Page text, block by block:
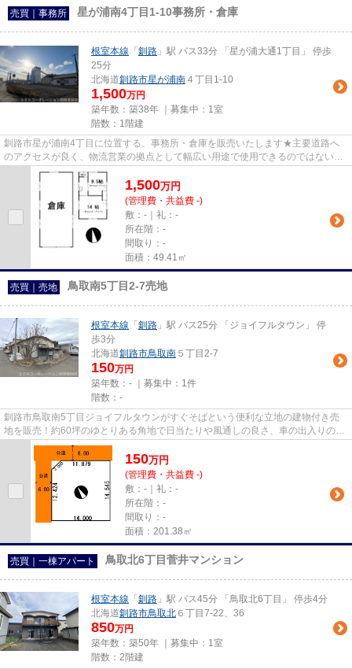
売買｜事務所 星が浦南4丁目1-10事務所・倉庫
根室本線 「 釧路 」駅 バス33分 「星が浦大通1丁目」 停歩
25分
北海道釧路市星が浦南 ４丁目1-10
1,500万円
築年数：築38年 ｜募集中： 1室
階数：1階建
釧路市星が浦南4丁目に位置する、事務所・倉庫を販売いたします★主要道路へ
のアクセスが良く、物流営業の拠点として幅広い用途で使用できるのではないで
しょうか♪ゆとりある倉庫と休憩...
1,500万円
(管理費・共益費 -)
敷：-｜礼：-
所在階：-
間取り：-
面積：49.41㎡
売買｜売地 鳥取南5丁目2-7売地
根室本線 「 釧路 」駅 バス25分 「ジョイフルタウン」 停
歩3分
北海道釧路市鳥取南 ５丁目2-7
150万円
築年数：- ｜募集中： 1件
階数：-
釧路市鳥取南5丁目ジョイフルタウンがすぐそばという便利な立地の建物付き売
地を販売！約60坪のゆとりある角地で日当たりや風通しの良さ、車の出入りのし
やすさなど、角地ならではの魅...
150万円
(管理費・共益費 -)
敷：-｜礼：-
所在階：-
間取り：-
面積：201.38㎡
売買｜一棟アパート 鳥取北6丁目菅井マンション
根室本線 「 釧路 」駅 バス45分 「鳥取北6丁目」 停歩4分
北海道釧路市鳥取北 ６丁目7-22、36
850万円
築年数：築50年 ｜募集中： 1室
階数：2階建